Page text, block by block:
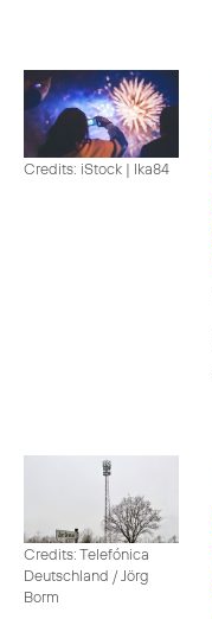
Credits: iStock | Ika84
Credits: Telefónica
Deutschland / Jörg
Borm